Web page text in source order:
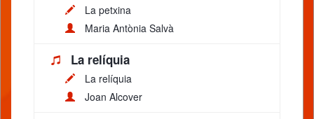
La petxina
Maria Antònia Salvà
La relíquia
La relíquia
Joan Alcover